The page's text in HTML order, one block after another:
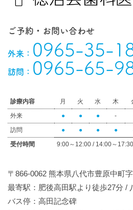
ご予約・お問い合わせ
外来： 0965-35-
訪問： 0965-65-
診療内容 月 火 水 木
外来
● ● ● -
訪問
● ● ● ●
受付時間
9:00～12:00 / 14:00～
〒866-0062 熊本県八代市豊原中町
最寄駅：肥後高田駅より徒歩27分 /
バス停：高田記念碑